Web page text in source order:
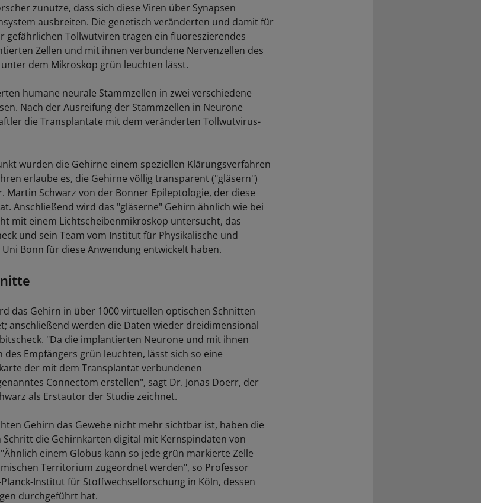
zunutze, dass sich diese Viren über Synapsen
ausbreiten. Die genetisch veränderten und damit für
gefährlichen Tollwutviren tragen ein fluoreszierendes
Zellen und mit ihnen verbundene Nervenzellen des
dem Mikroskop grün leuchten lässt.
humane neurale Stammzellen in zwei verschiedene
Nach der Ausreifung der Stammzellen in Neurone
die Transplantate mit dem veränderten Tollwutvirus-
wurden die Gehirne einem speziellen Klärungsverfahren
erlaube es, die Gehirne völlig transparent ("gläsern")
Martin Schwarz von der Bonner Epileptologie, der diese
Anschließend wird das "gläserne" Gehirn ähnlich wie bei
mit einem Lichtscheibenmikroskop untersucht, das
und sein Team vom Institut für Physikalische und
Bonn für diese Anwendung entwickelt haben.
das Gehirn in über 1000 virtuellen optischen Schnitten
anschließend werden die Daten wieder dreidimensional
"Da die implantierten Neurone und mit ihnen
Empfängers grün leuchten, lässt sich so eine
der mit dem Transplantat verbundenen
Connectom erstellen", sagt Dr. Jonas Doerr, der
als Erstautor der Studie zeichnet.
Gehirn das Gewebe nicht mehr sichtbar ist, haben die
Schritt die Gehirnkarten digital mit Kernspindaten von
einem Globus kann so jede grün markierte Zelle
Territorium zugeordnet werden", so Professor
Institut für Stoffwechselforschung in Köln, dessen
durchgeführt hat.